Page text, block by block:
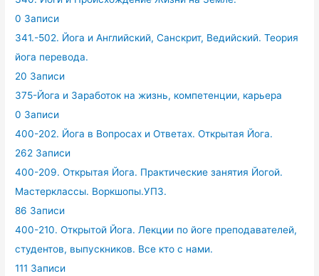
0 Записи
341.-502. Йога и Английский, Санскрит, Ведийский. Теория
йога перевода.
20 Записи
375-Йога и Заработок на жизнь, компетенции, карьера
0 Записи
400-202. Йога в Вопросах и Ответах. Открытая Йога.
262 Записи
400-209. Открытая Йога. Практические занятия Йогой.
Мастерклассы. Воркшопы.УПЗ.
86 Записи
400-210. Открытой Йога. Лекции по йоге преподавателей,
студентов, выпускников. Все кто с нами.
111 Записи